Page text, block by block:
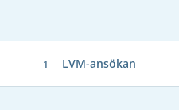
1 LVM-ansökan